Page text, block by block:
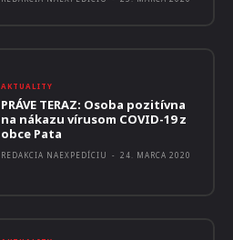
AKTUALITY
PRÁVE TERAZ: Osoba pozitívna
na nákazu vírusom COVID-19 z
obce Pata
REDAKCIA NAEXPEDÍCIU - 24. MARCA 2020